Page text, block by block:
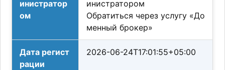
инистратор
ом
инистратором
Обратиться через услугу «До
менный брокер»
Дата регист
рации
2026-06-24T17:01:55+05:00